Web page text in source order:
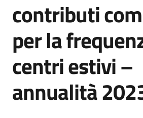
Casalfiumanese
contributi
per la
centri estivi –
annualità